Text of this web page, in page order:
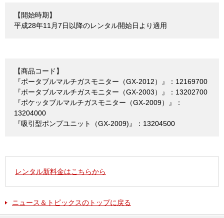
【開始時期】
平成28年11⽉7⽇以降のレンタル開始⽇より適⽤
【商品コード】
『ポータブルマルチガスモニター（GX-2012）』：12169700
『ポータブルマルチガスモニター（GX-2003）』：13202700
『ポケッタブルマルチガスモニター（GX-2009）』：
13204000
『吸引型ポンプユニット（GX-2009)』：13204500
レンタル新料金はこちらから
ニュース＆トピックスのトップに戻る